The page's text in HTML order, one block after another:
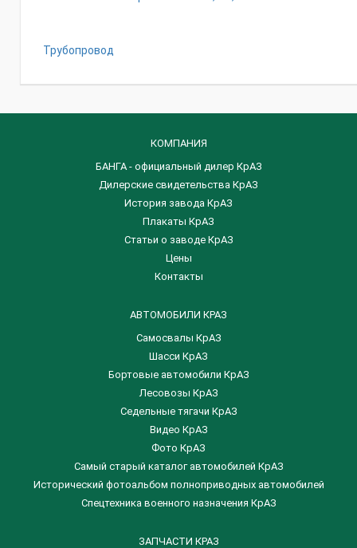
Трубопровод
КОМПАНИЯ
БАНГА - официальный дилер КрАЗ
Дилерские свидетельства КрАЗ
История завода КрАЗ
Плакаты КрАЗ
Статьи о заводе КрАЗ
Цены
Контакты
АВТОМОБИЛИ КРАЗ
Самосвалы КрАЗ
Шасси КрАЗ
Бортовые автомобили КрАЗ
Лесовозы КрАЗ
Седельные тягачи КрАЗ
Видео КрАЗ
Фото КрАЗ
Самый старый каталог автомобилей КрАЗ
Исторический фотоальбом полноприводных автомобилей
Спецтехника военного назначения КрАЗ
ЗАПЧАСТИ КРАЗ